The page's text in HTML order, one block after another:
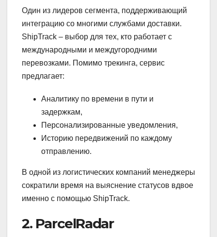
Один из лидеров сегмента, поддерживающий
интеграцию со многими службами доставки.
ShipTrack – выбор для тех, кто работает с
международными и междугородними
перевозками. Помимо трекинга, сервис
предлагает:
Аналитику по времени в пути и
задержкам,
Персонализированные уведомления,
Историю передвижений по каждому
отправлению.
В одной из логистических компаний менеджеры
сократили время на выяснение статусов вдвое
именно с помощью ShipTrack.
2. ParcelRadar